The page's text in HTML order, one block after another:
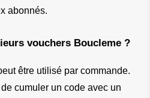
abonnés.
vouchers Boucleme ?
être utilisé par commande.
cumuler un code avec un